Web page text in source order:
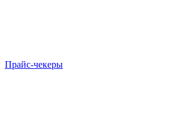
Прайс-чекеры